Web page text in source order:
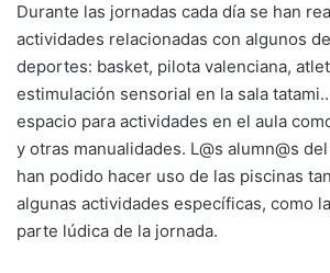
Durante las jornadas cada día se han
actividades relacionadas con algunos
deportes: basket, pilota valenciana,
estimulación sensorial en la sala
espacio para actividades en el aula
y otras manualidades. L@s alumn@s
han podido hacer uso de las piscinas
algunas actividades específicas, como
parte lúdica de la jornada.